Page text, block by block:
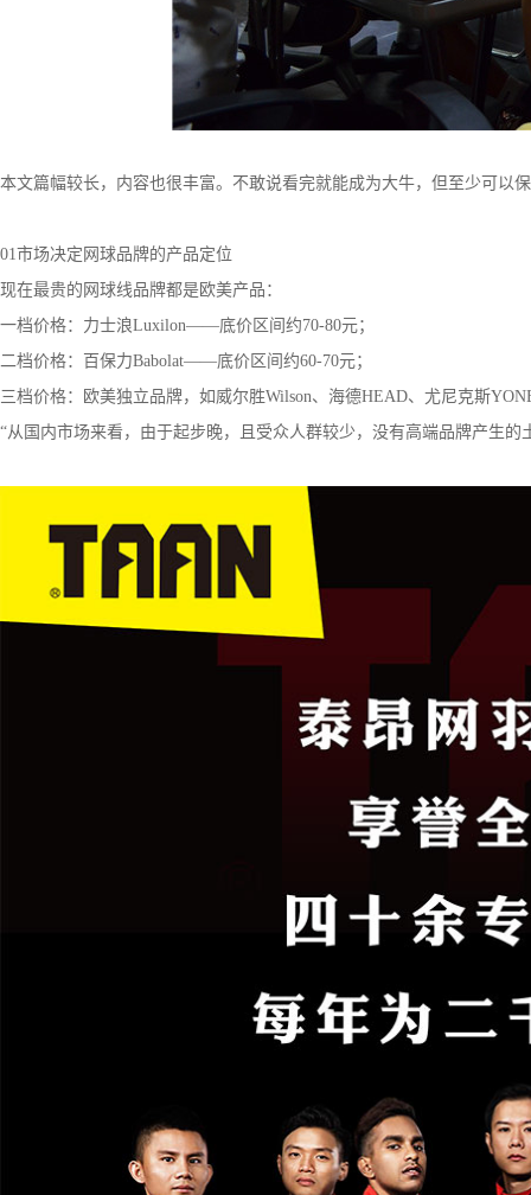
本文篇幅较长，内容也很丰富。不敢说看完就能成为大牛，但至少可以
01市场决定网球品牌的产品定位
现在最贵的网球线品牌都是欧美产品：
一档价格：力士浪Luxilon——底价区间约70-80元；
二档价格：百保力Babolat——底价区间约60-70元；
三档价格：欧美独立品牌，如威尔胜Wilson、海德HEAD、尤尼克斯
“从国内市场来看，由于起步晚，且受众人群较少，没有高端品牌产生